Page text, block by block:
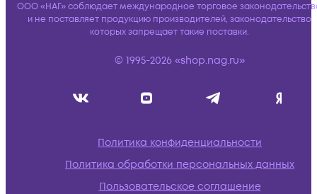
ООО «НАГ» соблюдает международное торговое
и не поставляет продукцию производителей, законодательство
которых запрещает такие поставки.
© 1995-2026 «shop.nag.ru»
Политика конфиденциальности
Политика обработки персональных данных
Пользовательское соглашение